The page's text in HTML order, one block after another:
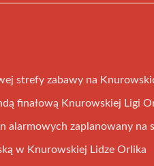
strefy zabawy na
finałową Knurowskiej Ligi
alarmowych zaplanowany na
w Knurowskiej Lidze Orlika